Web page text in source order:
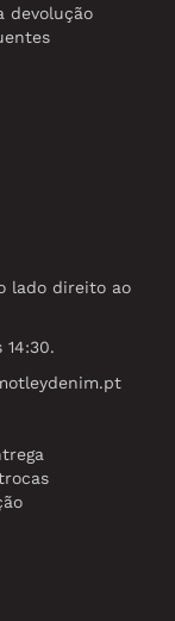
devolução
lado direito ao
14:30.